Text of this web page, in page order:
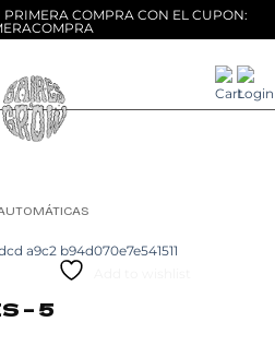
PRIMERA COMPRA CON EL CUPON:
– 5